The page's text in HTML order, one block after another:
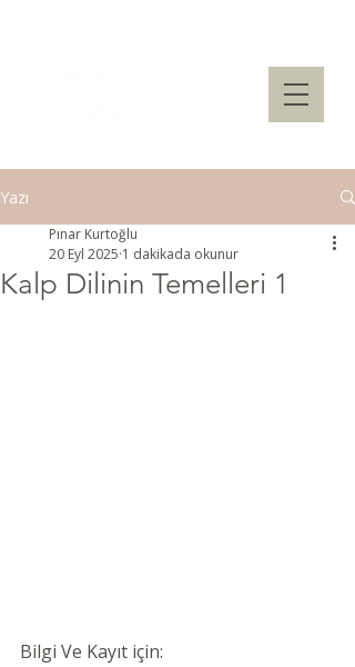
Yazı
Kalp Dilinin Temelleri 1
Pınar Kurtoğlu
20 Eyl 2025 1 dakikada okunur
Bilgi Ve Kayıt için: